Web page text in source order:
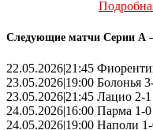
Следующие матчи Серии А
22.05.2026|21:45
23.05.2026|19:00 Болонья
23.05.2026|21:45 Лацио 2-
24.05.2026|16:00 Парма 1-
24.05.2026|19:00 Наполи